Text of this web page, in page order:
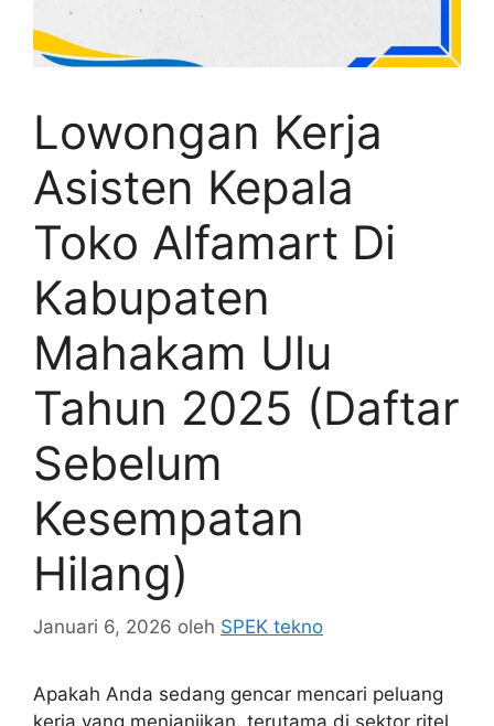
Lowongan Kerja
Asisten Kepala
Toko Alfamart Di
Kabupaten
Mahakam Ulu
Tahun 2025 (Daftar
Sebelum
Kesempatan
Hilang)
Januari 6, 2026 oleh SPEK tekno
Apakah Anda sedang gencar mencari peluang